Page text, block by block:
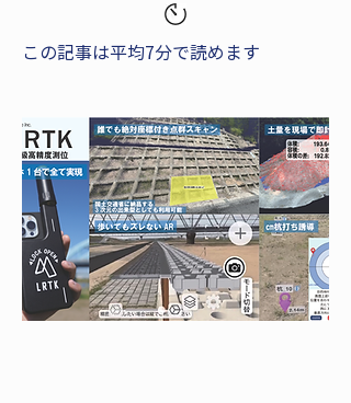
この記事は平均7分で読めます